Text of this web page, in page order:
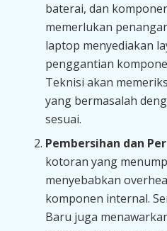
baterai, dan
memerlukan
laptop menyediakan
penggantian
Teknisi akan
yang bermasalah
sesuai.
Pembersihan dan
kotoran yang
menyebabkan
komponen internal.
Baru juga